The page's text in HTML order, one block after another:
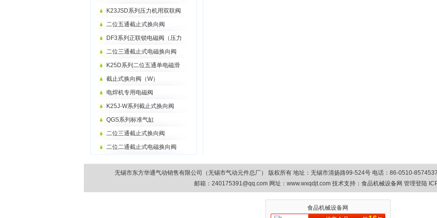
K23JSD系列压力机用双联阀
二位五通截止式换向阀
DF3系列正联锁电磁阀（压力
二位三通截止式电磁换向阀
K25D系列二位五通单电磁滑
截止式换向阀（W）
电焊机专用电磁阀
K25J-W系列截止式换向阀
QGS系列标准气缸
二位三通截止式换向阀
二位二通截止式电磁换向阀
无锡市东方华通气动销售有限公司（无锡市气动元件总厂） 版权所有 地址：无锡市清扬路99-524号 电话：86-0510-
邮箱： 240175391@qq.com网址：www.wxqdjt.com 技术支持： 食品机械设备网 管理登陆
食品机械设备网